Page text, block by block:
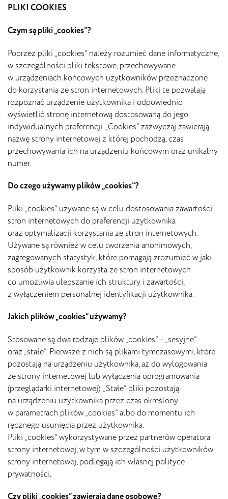
PLIKI COOKIES
Czym są pliki „cookies”?
Poprzez pliki „cookies” należy rozumieć dane informatyczne,
w szczególności pliki tekstowe, przechowywane
w urządzeniach końcowych użytkowników przeznaczone
do korzystania ze stron internetowych. Pliki te pozwalają
rozpoznać urządzenie użytkownika i odpowiednio
wyświetlić stronę internetową dostosowaną do jego
indywidualnych preferencji. „Cookies” zazwyczaj zawierają
nazwę strony internetowej z której pochodzą, czas
przechowywania ich na urządzeniu końcowym oraz unikalny
numer.
Do czego używamy plików „cookies”?
Pliki „cookies” używane są w celu dostosowania zawartości
stron internetowych do preferencji użytkownika
oraz optymalizacji korzystania ze stron internetowych.
Używane są również w celu tworzenia anonimowych,
zagregowanych statystyk, które pomagają zrozumieć w jaki
sposób użytkownik korzysta ze stron internetowych
co umożliwia ulepszanie ich struktury i zawartości,
z wyłączeniem personalnej identyfikacji użytkownika.
Jakich plików „cookies” używamy?
Stosowane są dwa rodzaje plików „cookies” – „sesyjne”
oraz „stałe”. Pierwsze z nich są plikami tymczasowymi, które
pozostają na urządzeniu użytkownika, aż do wylogowania
ze strony internetowej lub wyłączenia oprogramowania
(przeglądarki internetowej). „Stałe” pliki pozostają
na urządzeniu użytkownika przez czas określony
w parametrach plików „cookies” albo do momentu ich
ręcznego usunięcia przez użytkownika.
Pliki „cookies” wykorzystywane przez partnerów operatora
strony internetowej, w tym w szczególności użytkowników
strony internetowej, podlegają ich własnej polityce
prywatności.